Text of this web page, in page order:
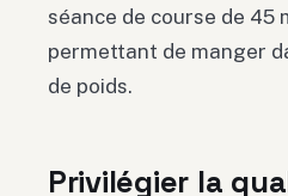
séance de course de 45
permettant de manger
de poids.
Privilégier la